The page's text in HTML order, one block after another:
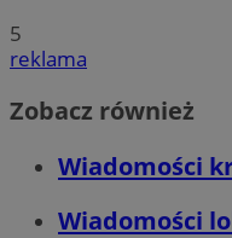
5
reklama
Zobacz również
Wiadomości
Wiadomości